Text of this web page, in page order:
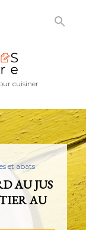
cuisiner
et abats
AU JUS
AU